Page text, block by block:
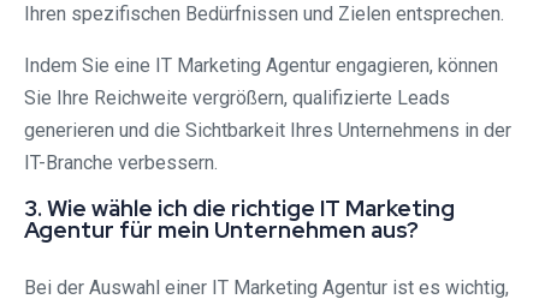
Ihren spezifischen Bedürfnissen und Zielen entsprechen.
Indem Sie eine IT Marketing Agentur engagieren, können
Sie Ihre Reichweite vergrößern, qualifizierte Leads
generieren und die Sichtbarkeit Ihres Unternehmens in der
IT-Branche verbessern.
3. Wie wähle ich die richtige IT Marketing
Agentur für mein Unternehmen aus?
Bei der Auswahl einer IT Marketing Agentur ist es wichtig,